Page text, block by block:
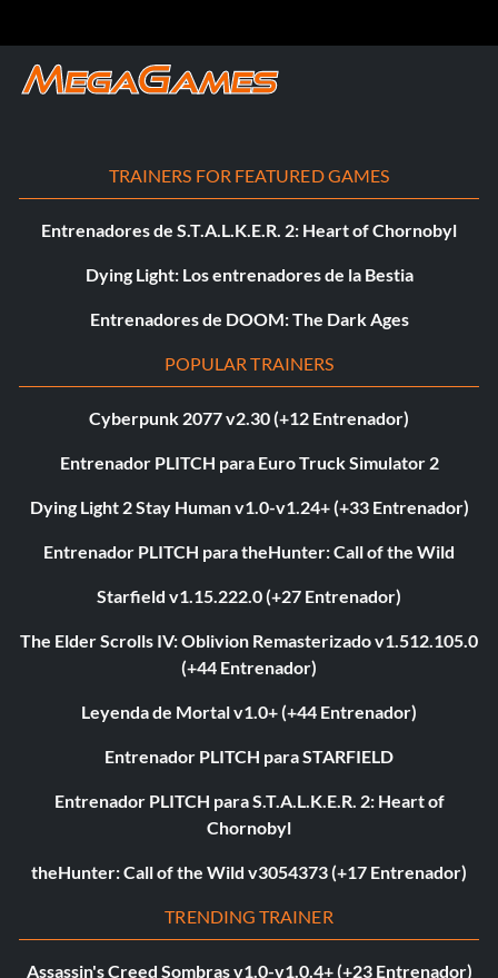
TRAINERS FOR FEATURED GAMES
Entrenadores de S.T.A.L.K.E.R. 2: Heart of Chornobyl
Dying Light: Los entrenadores de la Bestia
Entrenadores de DOOM: The Dark Ages
POPULAR TRAINERS
Cyberpunk 2077 v2.30 (+12 Entrenador)
Entrenador PLITCH para Euro Truck Simulator 2
Dying Light 2 Stay Human v1.0-v1.24+ (+33 Entrenador)
Entrenador PLITCH para theHunter: Call of the Wild
Starfield v1.15.222.0 (+27 Entrenador)
The Elder Scrolls IV: Oblivion Remasterizado v1.512.105.0
(+44 Entrenador)
Leyenda de Mortal v1.0+ (+44 Entrenador)
Entrenador PLITCH para STARFIELD
Entrenador PLITCH para S.T.A.L.K.E.R. 2: Heart of
Chornobyl
theHunter: Call of the Wild v3054373 (+17 Entrenador)
TRENDING TRAINER
Assassin's Creed Sombras v1.0-v1.0.4+ (+23 Entrenador)